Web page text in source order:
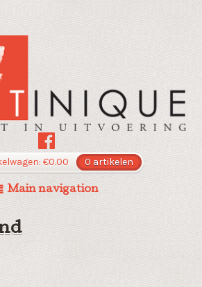
€0.00 0 artikelen
Main navigation